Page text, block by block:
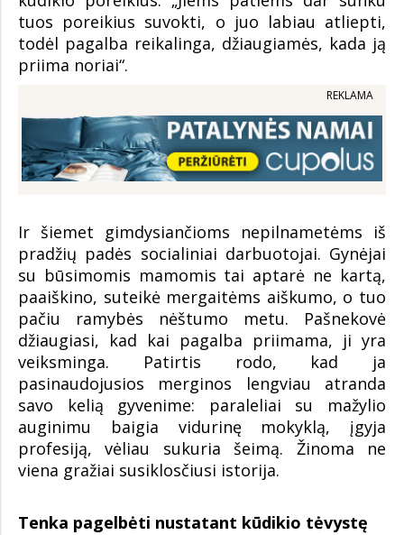
tuos poreikius suvokti, o juo labiau atliepti,
todėl pagalba reikalinga, džiaugiamės, kada ją
priima noriai“.
REKLAMA
Ir šiemet gimdysiančioms nepilnametėms iš
pradžių padės socialiniai darbuotojai. Gynėjai
su būsimomis mamomis tai aptarė ne kartą,
paaiškino, suteikė mergaitėms aiškumo, o tuo
pačiu ramybės nėštumo metu. Pašnekovė
džiaugiasi, kad kai pagalba priimama, ji yra
veiksminga. Patirtis rodo, kad ja
pasinaudojusios merginos lengviau atranda
savo kelią gyvenime: paraleliai su mažylio
auginimu baigia vidurinę mokyklą, įgyja
profesiją, vėliau sukuria šeimą. Žinoma ne
viena gražiai susiklosčiusi istorija.
Tenka pagelbėti nustatant kūdikio tėvystę